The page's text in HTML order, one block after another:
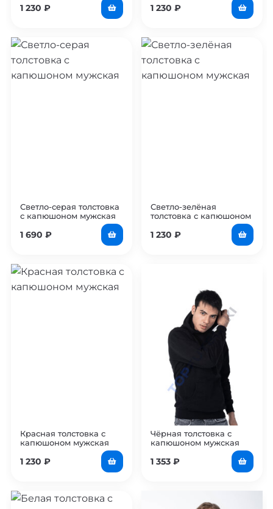
1 230 ₽ 1 230 ₽
Светло-серая толстовка
с капюшоном мужская
1 690 ₽
Светло-зелёная
толстовка с капюшоном
1 230 ₽
Красная толстовка с
капюшоном мужская
1 230 ₽
Чёрная толстовка с
капюшоном мужская
1 353 ₽